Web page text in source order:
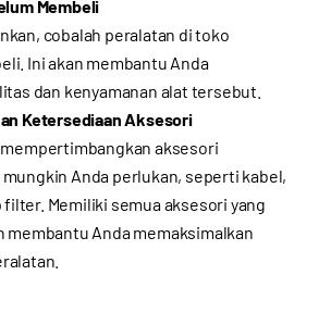
Membeli
cobalah peralatan di toko
Ini akan membantu Anda
dan kenyamanan alat tersebut.
Ketersediaan Aksesori
aksesori
Anda perlukan, seperti kabel,
Memiliki semua aksesori yang
membantu Anda memaksimalkan